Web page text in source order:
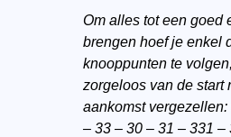
Om alles tot een goed
brengen hoef je enkel
knooppunten te
zorgeloos van de start
aankomst vergezellen:
– 33 – 30 – 31 – 331 –